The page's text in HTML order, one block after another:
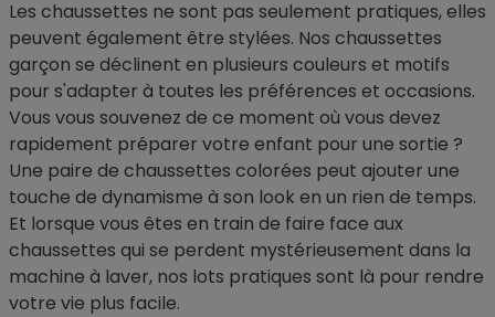
Les chaussettes ne sont pas seulement pratiques, elles
peuvent également être stylées. Nos chaussettes
garçon se déclinent en plusieurs couleurs et motifs
pour s'adapter à toutes les préférences et occasions.
Vous vous souvenez de ce moment où vous devez
rapidement préparer votre enfant pour une sortie ?
Une paire de chaussettes colorées peut ajouter une
touche de dynamisme à son look en un rien de temps.
Et lorsque vous êtes en train de faire face aux
chaussettes qui se perdent mystérieusement dans la
machine à laver, nos lots pratiques sont là pour rendre
votre vie plus facile.